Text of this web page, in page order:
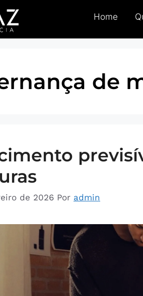
Home
de
de 2026 Por admin